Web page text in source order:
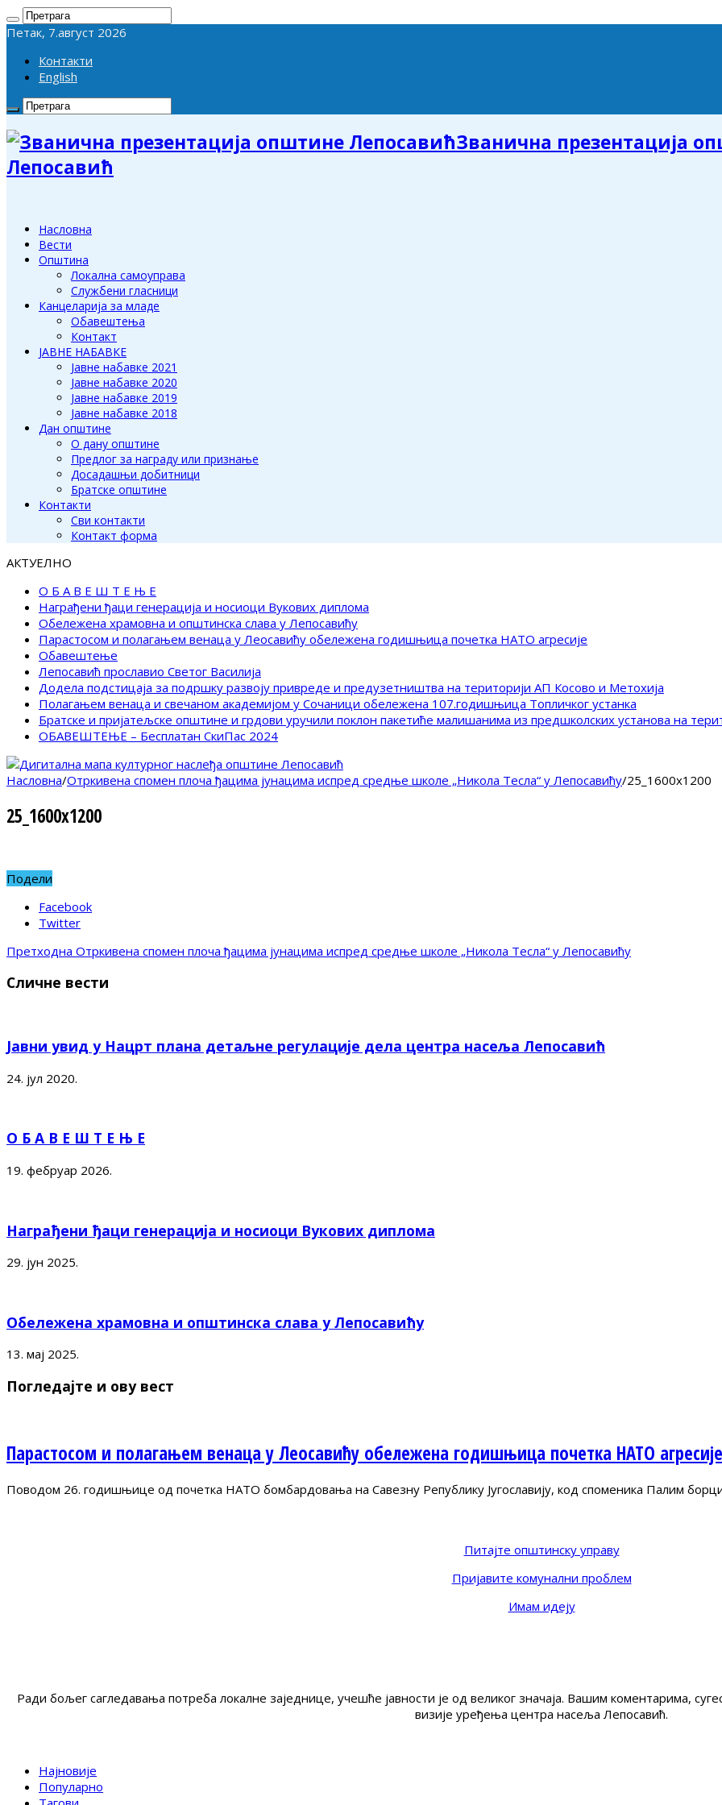
Петак, 7.август 2026
Контакти
English
Званична презентација
Лепосавић
Насловна
Вести
Општина
Локална самоуправа
Службени гласници
Канцеларија за младе
Обавештења
Контакт
ЈАВНЕ НАБАВКЕ
Јавне набавке 2021
Јавне набавке 2020
Јавне набавке 2019
Јавне набавке 2018
Дан општине
О дану општине
Предлог за награду или признање
Досадашњи добитници
Братске општине
Контакти
Сви контакти
Контакт форма
АКТУЕЛНО
О Б А В Е Ш Т Е Њ Е
Награђени ђаци генерација и носиоци Вукових диплома
Обележена храмовна и општинска слава у Лепосавићу
Парастосом и полагањем венаца у Леосавићу обележена годишњица почетка НАТО агресије
Обавештење
Лепосавић прославио Светог Василија
Додела подстицаја за подршку развоју привреде и предузетништва на територији АП Косово и Метохија
Полагањем венаца и свечаном академијом у Сочаници обележена 107.годишњица Топличког устанка
Братске и пријатељске општине и грдови уручили поклон пакетиће малишанима из предшколских установа на
ОБАВЕШТЕЊЕ – Бесплатан СкиПас 2024
Насловна/Отркивена спомен плоча ђацима јунацима испред средње школе „Никола Тесла“ у Лепосавићу/25_1600x1200
25_1600x1200
Подели
Facebook
Twitter
Претходна Отркивена спомен плоча ђацима јунацима испред средње школе „Никола Тесла“ у Лепосавићу
Сличне вести
Јавни увид у Нацрт плана детаљне регулације дела центра насеља Лепосавић
24. јул 2020.
О Б А В Е Ш Т Е Њ Е
19. фебруар 2026.
Награђени ђаци генерација и носиоци Вукових диплома
29. јун 2025.
Обележена храмовна и општинска слава у Лепосавићу
13. мај 2025.
Погледајте и ову вест
Парастосом и полагањем венаца у Леосавићу обележена годишњица почетка НАТО агресије
Поводом 26. годишњице од почетка НАТО бомбардовања на Савезну Републику Југославију, код споменика Палим
Питајте општинску управу
Пријавите комунални проблем
Имам идеју
Ради бољег сагледавања потреба локалне заједнице, учешће јавности је од великог значаја. Вашим коментарима,
визије уређења центра насеља Лепосавић.
Најновије
Популарно